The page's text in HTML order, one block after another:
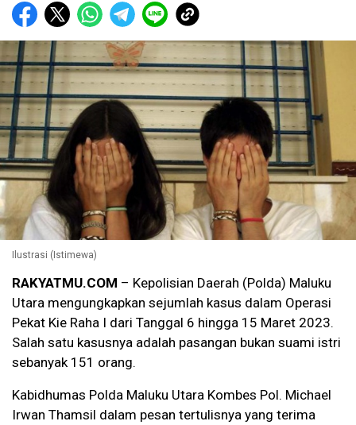
Ilustrasi (Istimewa)
RAKYATMU.COM – Kepolisian Daerah (Polda) Maluku
Utara mengungkapkan sejumlah kasus dalam Operasi
Pekat Kie Raha I dari Tanggal 6 hingga 15 Maret 2023.
Salah satu kasusnya adalah pasangan bukan suami istri
sebanyak 151 orang.
Kabidhumas Polda Maluku Utara Kombes Pol. Michael
Irwan Thamsil dalam pesan tertulisnya yang terima